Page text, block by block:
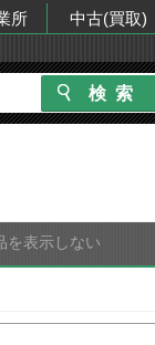
所 中古(買取)
を表示しない